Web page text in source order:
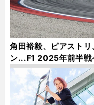
角田裕毅、ピアスト
ン...F1 2025年前半戦
護＆桜井淳雄】